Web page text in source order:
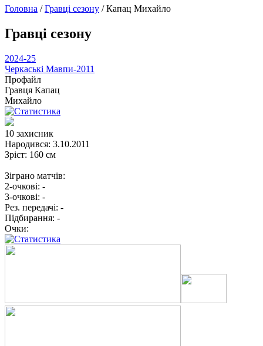
Головна /Гравці сезону /Капац Михайло
Гравці сезону
2024-25
Черкаські Мавпи-2011
Профайл
Гравця Капац
Михайло
10 захисник
Народився: 3.10.2011
Зріст: 160 см
Зіграно матчів:
2-очкові: -
3-очкові: -
Рез. передачі: -
Підбирання: -
Очки: